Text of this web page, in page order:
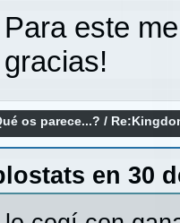
Para este
gracias!
os parece...? /
en 30